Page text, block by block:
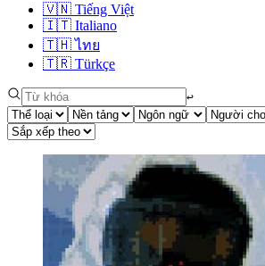
🇻🇳 Tiếng Việt
🇮🇹 Italiano
🇹🇭 ไทย
🇹🇷 Türkçe
↩︎